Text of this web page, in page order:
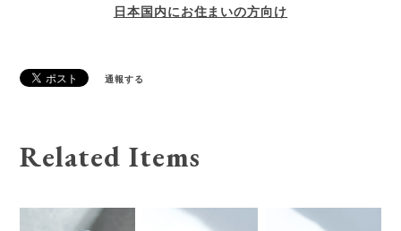
日本国内にお住まいの方向け
通報する
Related Items